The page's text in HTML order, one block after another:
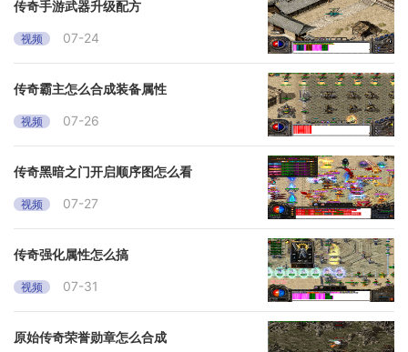
传奇手游武器升级配方
视频 07-24
传奇霸主怎么合成装备属性
视频 07-26
传奇黑暗之门开启顺序图怎么看
视频 07-27
传奇强化属性怎么搞
视频 07-31
原始传奇荣誉勋章怎么合成